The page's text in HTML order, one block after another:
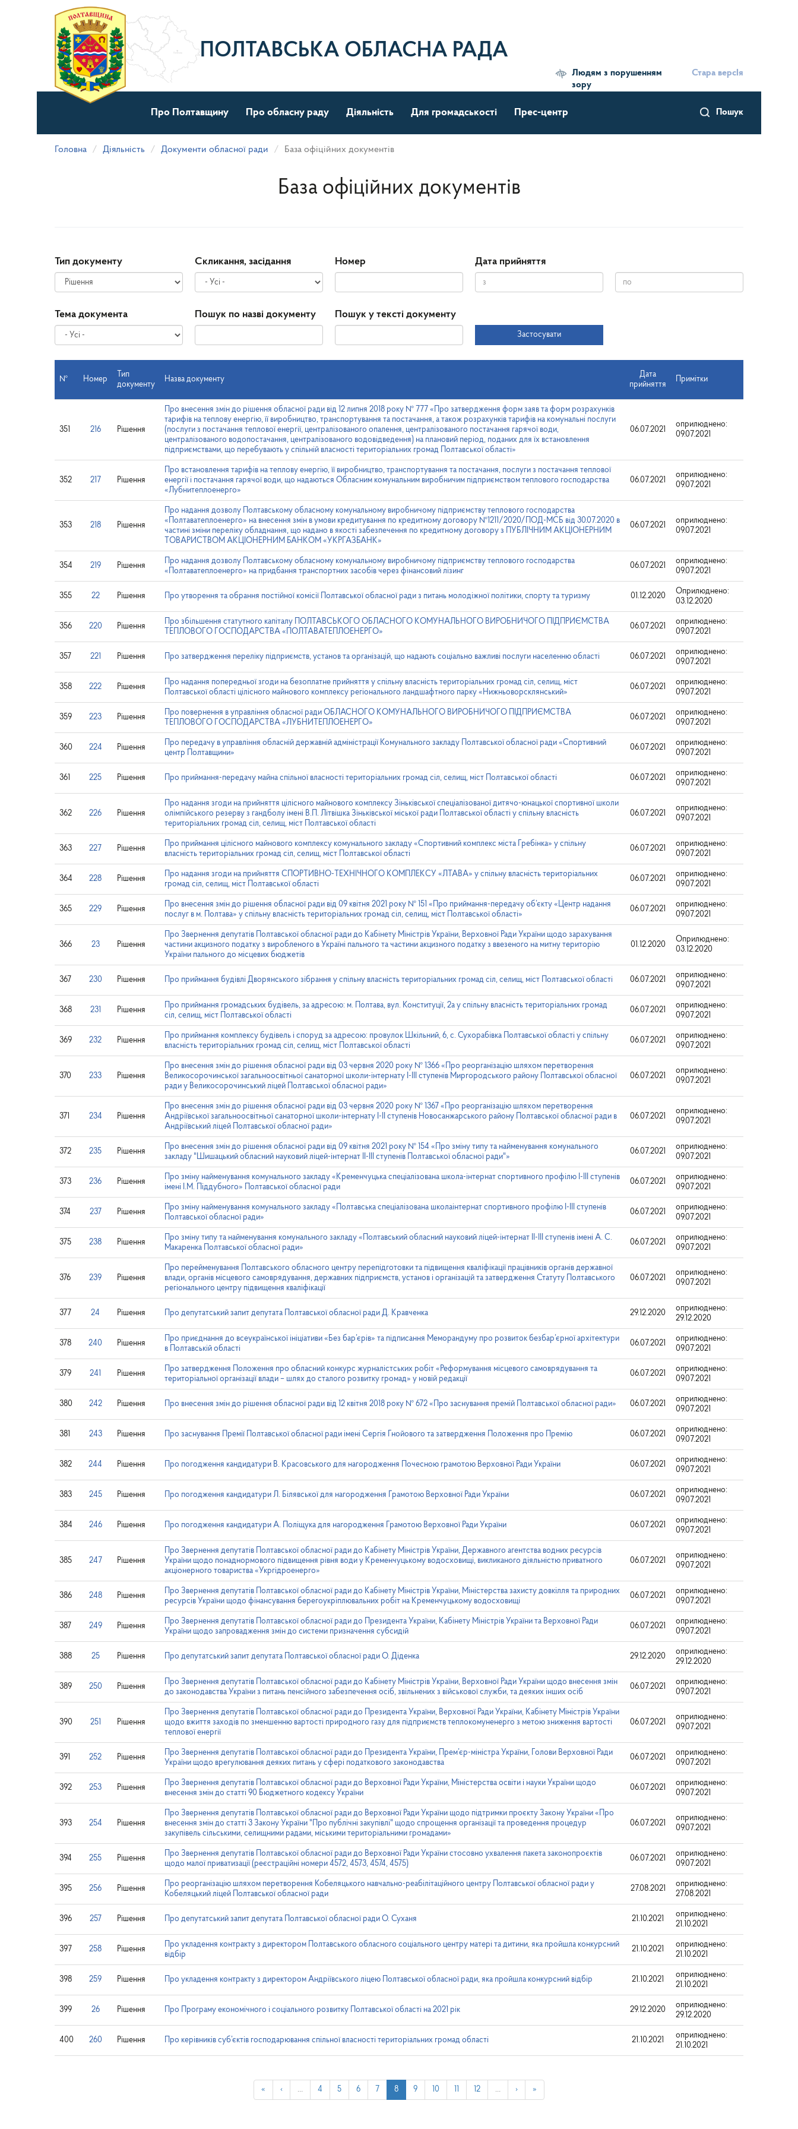
матеріалу
ПОЛТАВСЬКА ОБЛАСНА РАДА
Людям з порушенням
зору
Стара версІя
Пошук
Про Полтавщину Про обласну раду Діяльність Для громадськості Прес-центр
Головна Діяльність Документи обласної ради База офіційних документів
База офіційних документів
Тип документу Скликання, засідання Номер Дата прийняття
прийняття
Тема документа Пошук по назві документу Пошук у тексті документу
Застосувати
№ Номер
Тип
документу
Назва документу
Дата
прийняття
Примітки
351 216 Рішення
Про внесення змін до рішення обласної ради від 12 липня 2018 року № 777 «Про затвердження форм заяв та форм розрахунків
тарифів на теплову енергію, її виробництво, транспортування та постачання, а також розрахунків тарифів на комунальні послуги
(послуги з постачання теплової енергії, централізованого опалення, централізованого постачання гарячої води,
централізованого водопостачання, централізованого водовідведення) на плановий період, поданих для їх встановлення
підприємствами, що перебувають у спільній власності територіальних громад Полтавської області»
06.07.2021
оприлюднено:
09.07.2021
352 217 Рішення
Про встановлення тарифів на теплову енергію, її виробництво, транспортування та постачання, послуги з постачання теплової
енергії і постачання гарячої води, що надаються Обласним комунальним виробничим підприємством теплового господарства
«Лубнитеплоенерго»
06.07.2021
оприлюднено:
09.07.2021
353 218 Рішення
Про надання дозволу Полтавському обласному комунальному виробничому підприємству теплового господарства
«Полтаватеплоенерго» на внесення змін в умови кредитування по кредитному договору №1211/2020/ПОД-МСБ від 30.07.2020 в
частині зміни переліку обладнання, що надано в якості забезпечення по кредитному договору з ПУБЛІЧНИМ АКЦІОНЕРНИМ
ТОВАРИСТВОМ АКЦІОНЕРНИМ БАНКОМ «УКРГАЗБАНК»
06.07.2021
оприлюднено:
09.07.2021
354 219 Рішення
Про надання дозволу Полтавському обласному комунальному виробничому підприємству теплового господарства
«Полтаватеплоенерго» на придбання транспортних засобів через фінансовий лізинг
06.07.2021
оприлюднено:
09.07.2021
355 22 Рішення Про утворення та обрання постійної комісії Полтавської обласної ради з питань молодіжної політики, спорту та туризму 01.12.2020
Оприлюднено:
03.12.2020
356 220 Рішення
Про збільшення статутного капіталу ПОЛТАВСЬКОГО ОБЛАСНОГО КОМУНАЛЬНОГО ВИРОБНИЧОГО ПІДПРИЄМСТВА
ТЕПЛОВОГО ГОСПОДАРСТВА «ПОЛТАВАТЕПЛОЕНЕРГО»
06.07.2021
оприлюднено:
09.07.2021
357 221 Рішення Про затвердження переліку підприємств, установ та організацій, що надають соціально важливі послуги населенню області 06.07.2021
оприлюднено:
09.07.2021
358 222 Рішення
Про надання попередньої згоди на безоплатне прийняття у спільну власність територіальних громад сіл, селищ, міст
Полтавської області цілісного майнового комплексу регіонального ландшафтного парку «Нижньоворсклянський»
06.07.2021
оприлюднено:
09.07.2021
359 223 Рішення
Про повернення в управління обласної ради ОБЛАСНОГО КОМУНАЛЬНОГО ВИРОБНИЧОГО ПІДПРИЄМСТВА
ТЕПЛОВОГО ГОСПОДАРСТВА «ЛУБНИТЕПЛОЕНЕРГО»
06.07.2021
оприлюднено:
09.07.2021
360 224 Рішення
Про передачу в управління обласній державній адміністрації Комунального закладу Полтавської обласної ради «Спортивний
центр Полтавщини»
06.07.2021
оприлюднено:
09.07.2021
361 225 Рішення Про приймання-передачу майна спільної власності територіальних громад сіл, селищ, міст Полтавської області 06.07.2021
оприлюднено:
09.07.2021
362 226 Рішення
Про надання згоди на прийняття цілісного майнового комплексу Зіньківської спеціалізованої дитячо-юнацької спортивної школи
олімпійського резерву з гандболу імені В.П. Літвішка Зіньківської міської ради Полтавської області у спільну власність
територіальних громад сіл, селищ, міст Полтавської області
06.07.2021
оприлюднено:
09.07.2021
363 227 Рішення
Про приймання цілісного майнового комплексу комунального закладу «Спортивний комплекс міста Гребінка» у спільну
власність територіальних громад сіл, селищ, міст Полтавської області
06.07.2021
оприлюднено:
09.07.2021
364 228 Рішення
Про надання згоди на прийняття СПОРТИВНО-ТЕХНІЧНОГО КОМПЛЕКСУ «ЛТАВА» у спільну власність територіальних
громад сіл, селищ, міст Полтавської області
06.07.2021
оприлюднено:
09.07.2021
365 229 Рішення
Про внесення змін до рішення обласної ради від 09 квітня 2021 року № 151 «Про приймання-передачу об’єкту «Центр надання
послуг в м. Полтава» у спільну власність територіальних громад сіл, селищ, міст Полтавської області»
06.07.2021
оприлюднено:
09.07.2021
366 23 Рішення
Про Звернення депутатів Полтавської обласної ради до Кабінету Міністрів України, Верховної Ради України щодо зарахування
частини акцизного податку з виробленого в Україні пального та частини акцизного податку з ввезеного на митну територію
України пального до місцевих бюджетів
01.12.2020
Оприлюднено:
03.12.2020
367 230 Рішення Про приймання будівлі Дворянського зібрання у спільну власність територіальних громад сіл, селищ, міст Полтавської області 06.07.2021
оприлюднено:
09.07.2021
368 231 Рішення
Про приймання громадських будівель, за адресою: м. Полтава, вул. Конституції, 2а у спільну власність територіальних громад
сіл, селищ, міст Полтавської області
06.07.2021
оприлюднено:
09.07.2021
369 232 Рішення
Про приймання комплексу будівель і споруд за адресою: провулок Шкільний, 6, с. Сухорабівка Полтавської області у спільну
власність територіальних громад сіл, селищ, міст Полтавської області
06.07.2021
оприлюднено:
09.07.2021
370 233 Рішення
Про внесення змін до рішення обласної ради від 03 червня 2020 року № 1366 «Про реорганізацію шляхом перетворення
Великосорочинської загальноосвітньої санаторної школи-інтернату І-ІІІ ступенів Миргородського району Полтавської обласної
ради у Великосорочинський ліцей Полтавської обласної ради»
06.07.2021
оприлюднено:
09.07.2021
371 234 Рішення
Про внесення змін до рішення обласної ради від 03 червня 2020 року № 1367 «Про реорганізацію шляхом перетворення
Андріївської загальноосвітньої санаторної школи-інтернату І-ІІ ступенів Новосанжарського району Полтавської обласної ради в
Андріївський ліцей Полтавської обласної ради»
06.07.2021
оприлюднено:
09.07.2021
372 235 Рішення
Про внесення змін до рішення обласної ради від 09 квітня 2021 року № 154 «Про зміну типу та найменування комунального
закладу "Шишацький обласний науковий ліцей-інтернат ІІ-ІІІ ступенів Полтавської обласної ради"»
06.07.2021
оприлюднено:
09.07.2021
373 236 Рішення
Про зміну найменування комунального закладу «Кременчуцька спеціалізована школа-інтернат спортивного профілю І-ІІІ ступенів
імені І.М. Піддубного» Полтавської обласної ради
06.07.2021
оприлюднено:
09.07.2021
374 237 Рішення
Про зміну найменування комунального закладу «Полтавська спеціалізована школаінтернат спортивного профілю І-ІІІ ступенів
Полтавської обласної ради»
06.07.2021
оприлюднено:
09.07.2021
375 238 Рішення
Про зміну типу та найменування комунального закладу «Полтавський обласний науковий ліцей-інтернат II-III ступенів імені А. С.
Макаренка Полтавської обласної ради»
06.07.2021
оприлюднено:
09.07.2021
376 239 Рішення
Про перейменування Полтавського обласного центру перепідготовки та підвищення кваліфікації працівників органів державної
влади, органів місцевого самоврядування, державних підприємств, установ і організацій та затвердження Статуту Полтавського
регіонального центру підвищення кваліфікації
06.07.2021
оприлюднено:
09.07.2021
377 24 Рішення Про депутатський запит депутата Полтавської обласної ради Д. Кравченка 29.12.2020
оприлюднено:
29.12.2020
378 240 Рішення
Про приєднання до всеукраїнської ініціативи «Без бар’єрів» та підписання Меморандуму про розвиток безбар’єрної архітектури
в Полтавській області
06.07.2021
оприлюднено:
09.07.2021
379 241 Рішення
Про затвердження Положення про обласний конкурс журналістських робіт «Реформування місцевого самоврядування та
територіальної організації влади – шлях до сталого розвитку громад» у новій редакції
06.07.2021
оприлюднено:
09.07.2021
380 242 Рішення Про внесення змін до рішення обласної ради від 12 квітня 2018 року № 672 «Про заснування премій Полтавської обласної ради» 06.07.2021
оприлюднено:
09.07.2021
381 243 Рішення Про заснування Премії Полтавської обласної ради імені Сергія Гнойового та затвердження Положення про Премію 06.07.2021
оприлюднено:
09.07.2021
382 244 Рішення Про погодження кандидатури В. Красовського для нагородження Почесною грамотою Верховної Ради України 06.07.2021
оприлюднено:
09.07.2021
383 245 Рішення Про погодження кандидатури Л. Білявської для нагородження Грамотою Верховної Ради України 06.07.2021
оприлюднено:
09.07.2021
384 246 Рішення Про погодження кандидатури А. Поліщука для нагородження Грамотою Верховної Ради України 06.07.2021
оприлюднено:
09.07.2021
385 247 Рішення
Про Звернення депутатів Полтавської обласної ради до Кабінету Міністрів України, Державного агентства водних ресурсів
України щодо понаднормового підвищення рівня води у Кременчуцькому водосховищі, викликаного діяльністю приватного
акціонерного товариства «Укргідроенерго»
06.07.2021
оприлюднено:
09.07.2021
386 248 Рішення
Про Звернення депутатів Полтавської обласної ради до Кабінету Міністрів України, Міністерства захисту довкілля та природних
ресурсів України щодо фінансування берегоукріплювальних робіт на Кременчуцькому водосховищі
06.07.2021
оприлюднено:
09.07.2021
387 249 Рішення
Про Звернення депутатів Полтавської обласної ради до Президента України, Кабінету Міністрів України та Верховної Ради
України щодо запровадження змін до системи призначення субсидій
06.07.2021
оприлюднено:
09.07.2021
388 25 Рішення Про депутатський запит депутата Полтавської обласної ради О. Діденка 29.12.2020
оприлюднено:
29.12.2020
389 250 Рішення
Про Звернення депутатів Полтавської обласної ради до Кабінету Міністрів України, Верховної Ради України щодо внесення змін
до законодавства України з питань пенсійного забезпечення осіб, звільнених з військової служби, та деяких інших осіб
06.07.2021
оприлюднено:
09.07.2021
390 251 Рішення
Про Звернення депутатів Полтавської обласної ради до Президента України, Верховної Ради України, Кабінету Міністрів України
щодо вжиття заходів по зменшенню вартості природного газу для підприємств теплокомуненерго з метою зниження вартості
теплової енергії
06.07.2021
оприлюднено:
09.07.2021
391 252 Рішення
Про Звернення депутатів Полтавської обласної ради до Президента України, Прем’єр-міністра України, Голови Верховної Ради
України щодо врегулювання деяких питань у сфері податкового законодавства
06.07.2021
оприлюднено:
09.07.2021
392 253 Рішення
Про Звернення депутатів Полтавської обласної ради до Верховної Ради України, Міністерства освіти і науки України щодо
внесення змін до статті 90 Бюджетного кодексу України
06.07.2021
оприлюднено:
09.07.2021
393 254 Рішення
Про Звернення депутатів Полтавської обласної ради до Верховної Ради України щодо підтримки проєкту Закону України «Про
внесення змін до статті 3 Закону України "Про публічні закупівлі" щодо спрощення організації та проведення процедур
закупівель сільськими, селищними радами, міськими територіальними громадами»
06.07.2021
оприлюднено:
09.07.2021
394 255 Рішення
Про Звернення депутатів Полтавської обласної ради до Верховної Ради України стосовно ухвалення пакета законопроєктів
щодо малої приватизації (реєстраційні номери 4572, 4573, 4574, 4575)
06.07.2021
оприлюднено:
09.07.2021
395 256 Рішення
Про реорганізацію шляхом перетворення Кобеляцького навчально-реабілітаційного центру Полтавської обласної ради у
Кобеляцький ліцей Полтавської обласної ради
27.08.2021
оприлюднено:
27.08.2021
396 257 Рішення Про депутатський запит депутата Полтавської обласної ради О. Суханя 21.10.2021
оприлюднено:
21.10.2021
397 258 Рішення
Про укладення контракту з директором Полтавського обласного соціального центру матері та дитини, яка пройшла конкурсний
відбір
21.10.2021
оприлюднено:
21.10.2021
398 259 Рішення Про укладення контракту з директором Андріївського ліцею Полтавської обласної ради, яка пройшла конкурсний відбір 21.10.2021
оприлюднено:
21.10.2021
399 26 Рішення Про Програму економічного і соціального розвитку Полтавської області на 2021 рік 29.12.2020
оприлюднено:
29.12.2020
400 260 Рішення Про керівників суб’єктів господарювання спільної власності територіальних громад області 21.10.2021
оприлюднено:
21.10.2021
« ‹ … 4 5 6 7 8 9 10 11 12 … › »